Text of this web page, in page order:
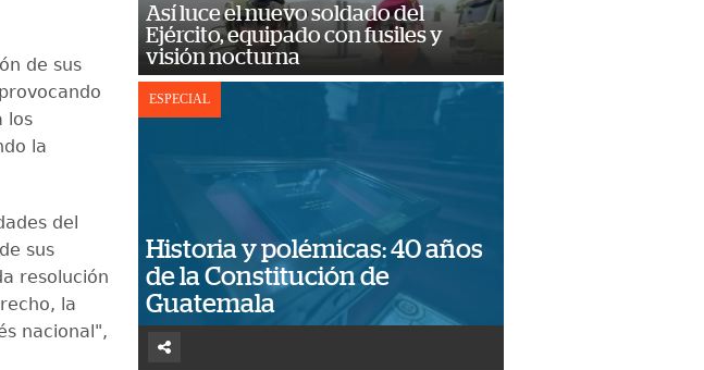
de sus
los
la
del
sus
resolución
la
nacional",
Así luce el nuevo soldado del
Ejército, equipado con fusiles y
visión nocturna
ESPECIAL
Historia y polémicas: 40 años
de la Constitución de
Guatemala